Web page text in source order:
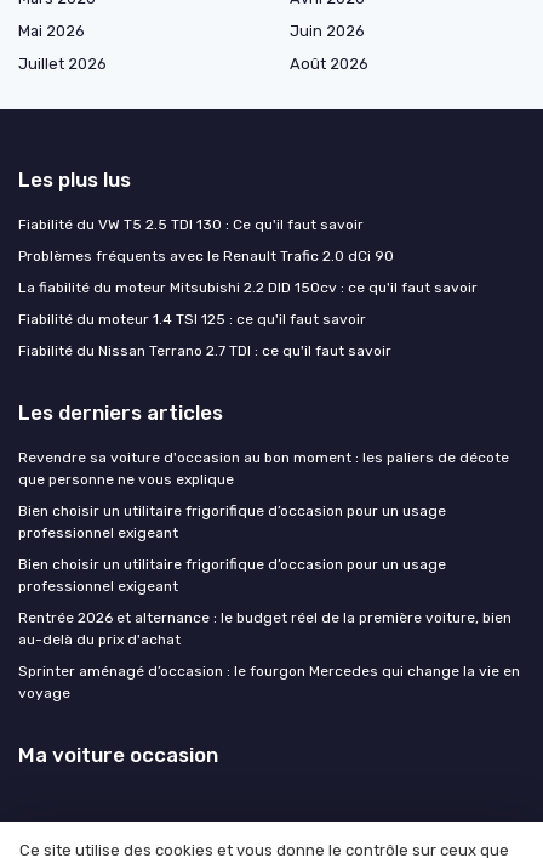
Mai 2026
Juin 2026
Juillet 2026
Août 2026
Les plus lus
Fiabilité du VW T5 2.5 TDI 130 : Ce qu'il faut savoir
Problèmes fréquents avec le Renault Trafic 2.0 dCi 90
La fiabilité du moteur Mitsubishi 2.2 DID 150cv : ce qu'il faut savoir
Fiabilité du moteur 1.4 TSI 125 : ce qu'il faut savoir
Fiabilité du Nissan Terrano 2.7 TDI : ce qu'il faut savoir
Les derniers articles
Revendre sa voiture d'occasion au bon moment : les paliers de décote
que personne ne vous explique
Bien choisir un utilitaire frigorifique d’occasion pour un usage
professionnel exigeant
Bien choisir un utilitaire frigorifique d’occasion pour un usage
professionnel exigeant
Rentrée 2026 et alternance : le budget réel de la première voiture, bien
au-delà du prix d'achat
Sprinter aménagé d’occasion : le fourgon Mercedes qui change la vie en
voyage
Ma voiture occasion
Ce site utilise des cookies et vous donne le contrôle sur ceux que